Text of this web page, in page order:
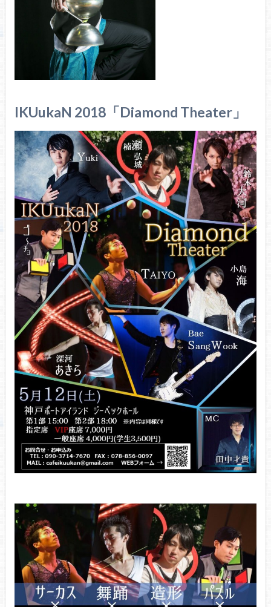
IKUukaN 2018「Diamond Theater」